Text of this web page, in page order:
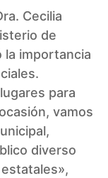
Cecilia
de
la importancia
para
vamos
diverso